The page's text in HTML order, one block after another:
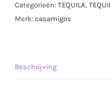
Categorieën: TEQUILA,
Merk: casamigos
Beschrijving